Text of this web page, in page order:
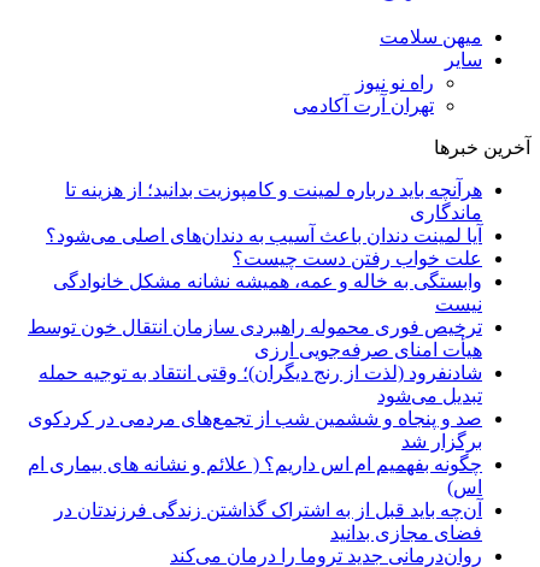
میهن سلامت
سایر
راه نو نیوز
تهران آرت آکادمی
آخرین خبرها
هرآنچه باید درباره لمینت و کامپوزیت بدانید؛ از هزینه تا
ماندگاری
آیا لمینت دندان باعث آسیب به دندان‌های اصلی می‌شود؟
علت خواب رفتن دست چیست؟
وابستگی به خاله و عمه، همیشه نشانه مشکل خانوادگی
نیست
ترخیص فوری محموله راهبردی سازمان انتقال خون توسط
هیأت امنای صرفه‌جویی ارزی
شادنفرود (لذت از رنج دیگران)؛ وقتی انتقاد به توجیه حمله
تبدیل می‌شود
صد و پنجاه‌ و ششمین شب از تجمع‌های مردمی در کردکوی
برگزار شد
چگونه بفهمیم ام اس داریم؟ ( علائم و نشانه های بیماری ام
اس)
آن‌چه باید قبل از به اشتراک گذاشتن زندگی فرزندتان در
فضای مجازی بدانید
روان‌درمانی جدید تروما را درمان می‌کند